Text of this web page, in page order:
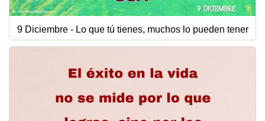
9 Diciembre - Lo que tú tienes, muchos lo pueden tener